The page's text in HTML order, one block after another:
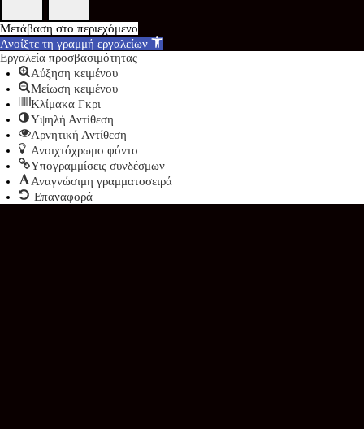
Μετάβαση στο περιεχόμενο
Ανοίξτε τη γραμμή εργαλείων
Εργαλεία προσβασιμότητας
Αύξηση κειμένου
Μείωση κειμένου
Κλίμακα Γκρι
Υψηλή Αντίθεση
Αρνητική Αντίθεση
Ανοιχτόχρωμο φόντο
Υπογραμμίσεις συνδέσμων
Αναγνώσιμη γραμματοσειρά
Επαναφορά